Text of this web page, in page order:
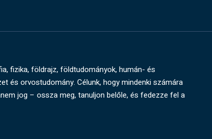
fizika, földrajz, földtudományok, humán- és
és orvostudomány. Célunk, hogy mindenki számára
jog – ossza meg, tanuljon belőle, és fedezze fel a